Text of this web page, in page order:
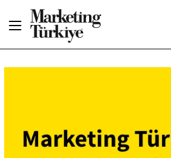
Dergiler